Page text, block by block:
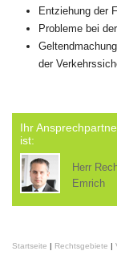
Entziehung der
Probleme bei
der
Ihr
ist:
Herr
Emrich
Startseite | Rechtsgebiete |